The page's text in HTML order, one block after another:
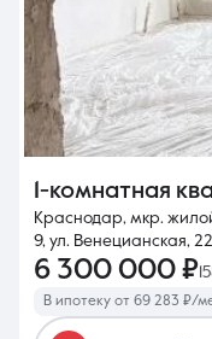
1-комнатная
Краснодар, мкр.
9, ул. Венецианская, 22
6 300 000 ₽
В ипотеку от 69 283 ₽/